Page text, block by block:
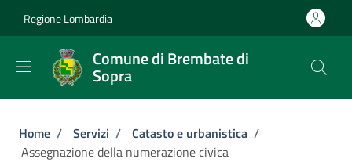
Regione Lombardia
Comune di Brembate di
Sopra
Briciole di pane
Home / Servizi / Catasto e urbanistica /
Assegnazione della numerazione civica